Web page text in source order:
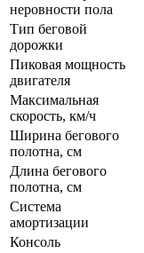
неровности пола
Тип беговой
дорожки
Пиковая мощность
двигателя
Максимальная
скорость, км/ч
Ширина бегового
полотна, см
Длина бегового
полотна, см
Система
амортизации
Консоль